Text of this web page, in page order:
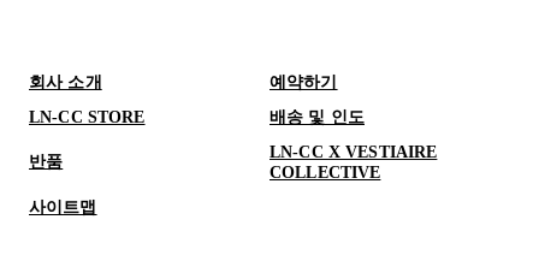
회사 소개
예약하기
LN-CC STORE
배송 및 인도
반품
LN-CC X VESTIAIRE
COLLECTIVE
사이트맵